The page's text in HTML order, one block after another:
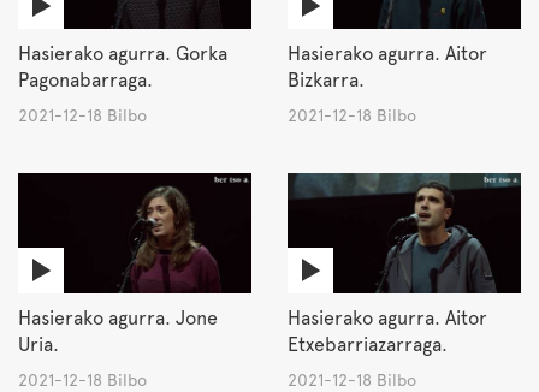
Hasierako agurra. Gorka
Pagonabarraga.
2021-12-18 Bilbo
Hasierako agurra. Aitor
Bizkarra.
2021-12-18 Bilbo
Hasierako agurra. Jone
Uria.
2021-12-18 Bilbo
Hasierako agurra. Aitor
Etxebarriazarraga.
2021-12-18 Bilbo